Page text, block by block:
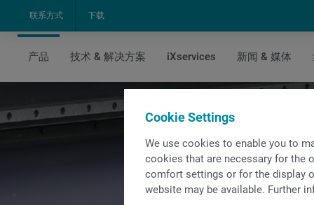
Cookie Settings
We use cookies to enable you to
cookies that are necessary for the
comfort settings or for the display
website may be available. Further
联系方式 下载
产品 技术 & 解决方案 iXservices 新闻 & 媒体
主页